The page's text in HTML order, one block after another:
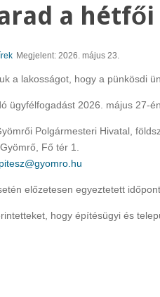
a
Megjelent: 2026. május 23.
a lakosságot, hogy a pünkösdi
ügyfélfogadást 2026. május 27-
Polgármesteri Hivatal,
Fő tér 1.
előzetesen egyeztetett
hogy építésügyi és